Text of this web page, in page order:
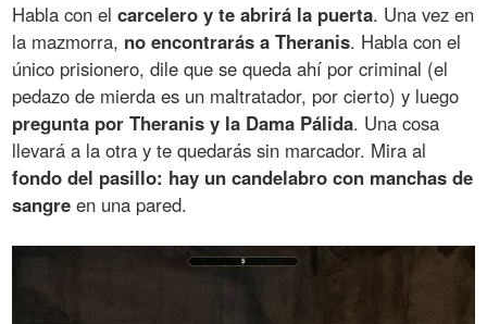
Habla con elcarcelero y te abrirá la puerta. Una vez en
la mazmorra, no encontrarás a Theranis. Habla con el
único prisionero, dile que se queda ahí por criminal (el
pedazo de mierda es un maltratador, por cierto) y luego
pregunta por Theranis y la Dama Pálida. Una cosa
llevará a la otra y te quedarás sin marcador. Mira al
fondo del pasillo: hay un candelabro con manchas de
sangre en una pared.